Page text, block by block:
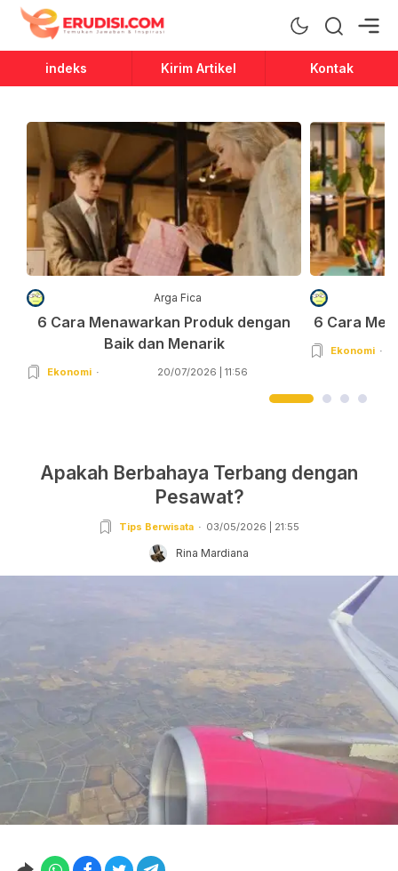
Erudisi
Temukan Jawaban dan Inspirasi
indeks Kirim Artikel Kontak
Arga Fica
6 Cara Menawarkan Produk dengan
Baik dan Menarik
Ekonomi 20/07/2026 | 11:56
6 Cara
Ekonomi
Apakah Berbahaya Terbang dengan
Pesawat?
Tips Berwisata 03/05/2026 | 21:55
Rina Mardiana